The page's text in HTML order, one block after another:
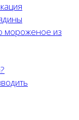
мороженое из